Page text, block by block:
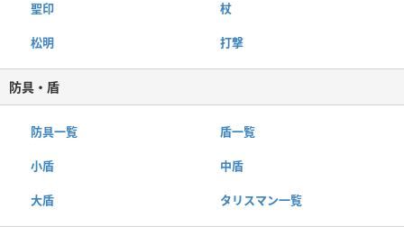
聖印 杖
松明 打撃
防具・盾
防具一覧 盾一覧
小盾 中盾
大盾 タリスマン一覧